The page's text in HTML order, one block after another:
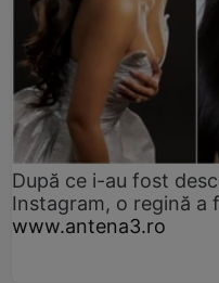
După ce i-au fost
Instagram, o regină a
www.antena3.ro